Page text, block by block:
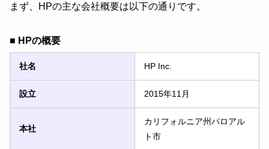
まず、HPの主な会社概要は以下の通りです。
■ HPの概要
社名 HP Inc.
設立 2015年11月
本社
カリフォルニア州パロアル
ト市